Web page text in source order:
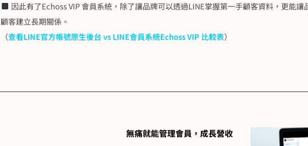
因此有了Echoss VIP 會員系統，除了讓品牌可以透過LINE掌握第一手顧客資料，更能
顧客建立長期關係。
（查看LINE官方帳號原生後台 vs LINE會員系統Echoss VIP 比較表）
無痛就能管理會員，成長營收